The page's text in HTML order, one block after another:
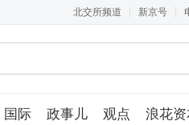
北交所频道 新京号
国际 政事儿 观点 浪花资